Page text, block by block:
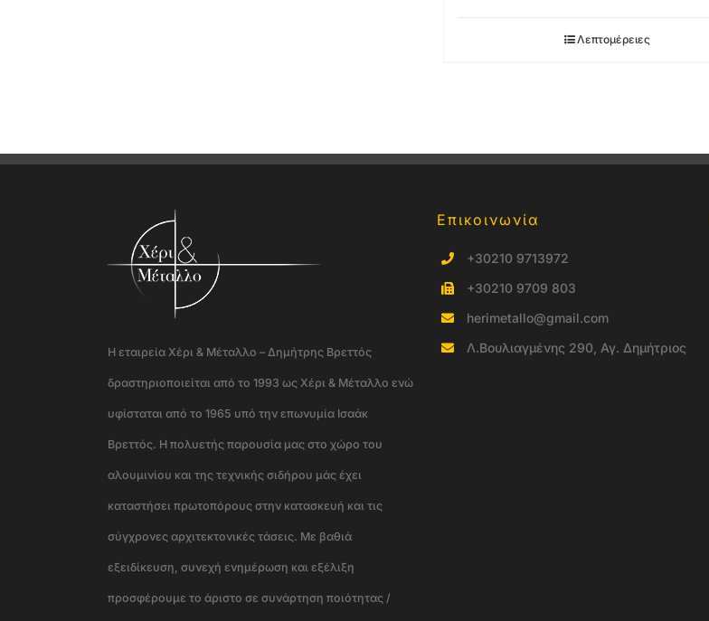
Λεπτομέρειες
Η εταιρεία Χέρι & Μέταλλο – Δημήτρης Βρεττός
δραστηριοποιείται από το 1993 ως Χέρι & Μέταλλο ενώ
υφίσταται από το 1965 υπό την επωνυμία Ισαάκ
Βρεττός. Η πολυετής παρουσία μας στο χώρο του
αλουμινίου και της τεχνικής σιδήρου μάς έχει
καταστήσει πρωτοπόρους στην κατασκευή και τις
σύγχρονες αρχιτεκτονικές τάσεις. Με βαθιά
εξειδίκευση, συνεχή ενημέρωση και εξέλιξη
προσφέρουμε το άριστο σε συνάρτηση ποιότητας /
Επικοινωνία
+30210 9713972
+30210 9709 803
herimetallo@gmail.com
Λ.Βουλιαγμένης 290, Αγ. Δημήτριος